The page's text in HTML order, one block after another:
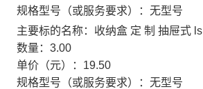
规格型号（或服务要求）： 无型号
主要标的名称： 收纳盒 定 制 抽屉式 ls
数量： 3.00
单价（元）： 19.50
规格型号（或服务要求）： 无型号